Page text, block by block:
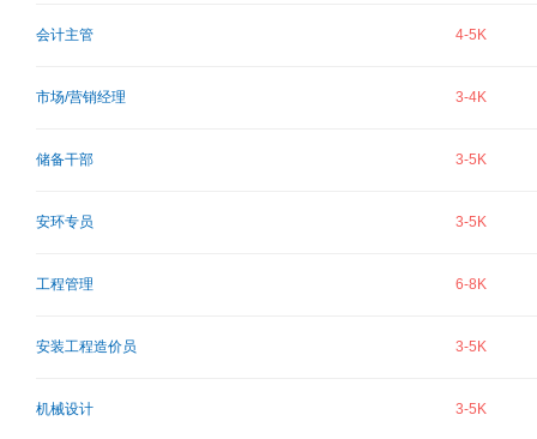
会计主管 4-5K
市场/营销经理 3-4K
储备干部 3-5K
安环专员 3-5K
工程管理 6-8K
安装工程造价员 3-5K
机械设计 3-5K